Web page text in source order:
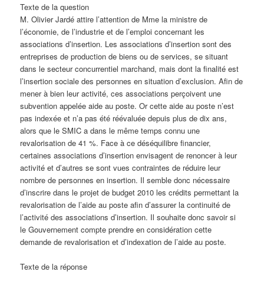
Texte de la question
M. Olivier Jardé attire l’attention de Mme la ministre de
l’économie, de l’industrie et de l’emploi concernant les
associations d’insertion. Les associations d’insertion sont des
entreprises de production de biens ou de services, se situant
dans le secteur concurrentiel marchand, mais dont la finalité est
l’insertion sociale des personnes en situation d’exclusion. Afin de
mener à bien leur activité, ces associations perçoivent une
subvention appelée aide au poste. Or cette aide au poste n’est
pas indexée et n’a pas été réévaluée depuis plus de dix ans,
alors que le SMIC a dans le même temps connu une
revalorisation de 41 %. Face à ce déséquilibre financier,
certaines associations d’insertion envisagent de renoncer à leur
activité et d’autres se sont vues contraintes de réduire leur
nombre de personnes en insertion. Il semble donc nécessaire
d’inscrire dans le projet de budget 2010 les crédits permettant la
revalorisation de l’aide au poste afin d’assurer la continuité de
l’activité des associations d’insertion. Il souhaite donc savoir si
le Gouvernement compte prendre en considération cette
demande de revalorisation et d’indexation de l’aide au poste.
Texte de la réponse